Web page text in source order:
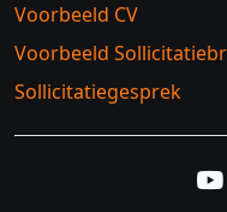
Voorbeeld CV
Voorbeeld
Sollicitatiegesprek